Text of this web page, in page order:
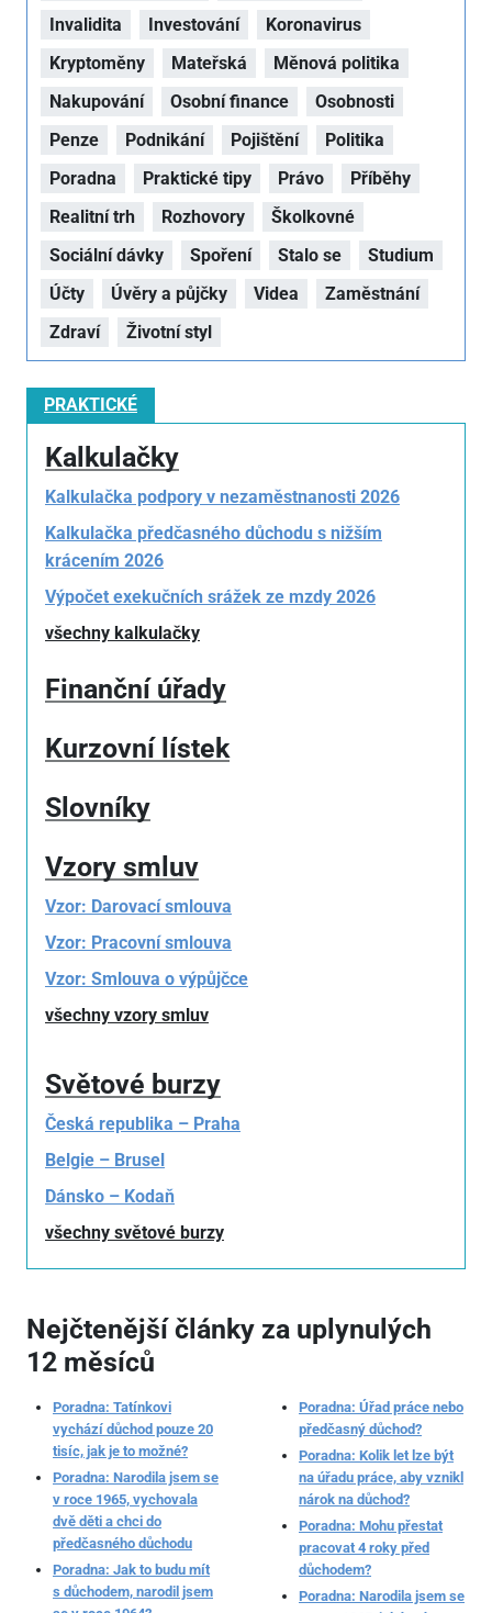
Invalidita Investování
Koronavirus
Kryptoměny
Mateřská
Měnová politika
Nakupování
Osobní finance
Osobnosti
Penze
Podnikání Pojištění
Politika
Poradna
Praktické tipy Právo
Příběhy
Realitní trh
Rozhovory
Školkovné
Sociální dávky
Spoření Stalo se
Studium
Účty
Úvěry a půjčky Videa
Zaměstnání
Zdraví
Životní styl
PRAKTICKÉ
Kalkulačky
Kalkulačka podpory v nezaměstnanosti 2026
Kalkulačka předčasného důchodu s nižším
krácením 2026
Výpočet exekučních srážek ze mzdy 2026
všechny kalkulačky
Finanční úřady
Kurzovní lístek
Slovníky
Vzory smluv
Vzor: Darovací smlouva
Vzor: Pracovní smlouva
Vzor: Smlouva o výpůjčce
všechny vzory smluv
Světové burzy
Česká republika – Praha
Belgie – Brusel
Dánsko – Kodaň
všechny světové burzy
Nejčtenější články za uplynulých
12 měsíců
Poradna: Tatínkovi
vychází důchod pouze 20
tisíc, jak je to možné?
Poradna: Narodila jsem se
v roce 1965, vychovala
dvě děti a chci do
předčasného důchodu
Poradna: Jak to budu mít
s důchodem, narodil jsem
Poradna: Úřad práce nebo
předčasný důchod?
Poradna: Kolik let lze být
na úřadu práce, aby vznikl
nárok na důchod?
Poradna: Mohu přestat
pracovat 4 roky před
důchodem?
Poradna: Narodila jsem se